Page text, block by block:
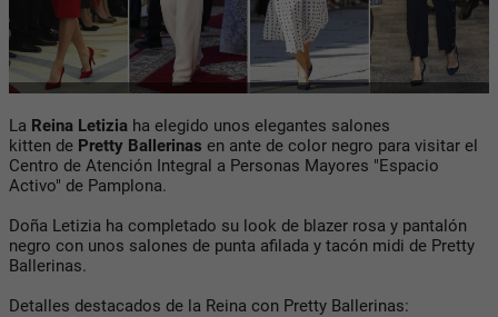
La Reina Letizia ha elegido unos elegantes salones
kitten de Pretty Ballerinas en ante de color negro para visitar el
Centro de Atención Integral a Personas Mayores "Espacio
Activo" de Pamplona.
Doña Letizia ha completado su look de blazer rosa y pantalón
negro con unos salones de punta afilada y tacón midi de Pretty
Ballerinas.
Detalles destacados de la Reina con Pretty Ballerinas: